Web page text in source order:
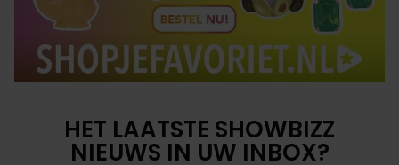
HET LAATSTE SHOWBIZZ
NIEUWS IN UW INBOX?